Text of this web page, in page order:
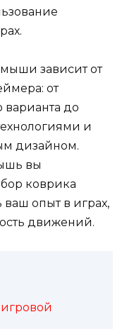
зависит от
от
варианта до
и
дизайном.
вы
коврика
опыт в играх,
движений.